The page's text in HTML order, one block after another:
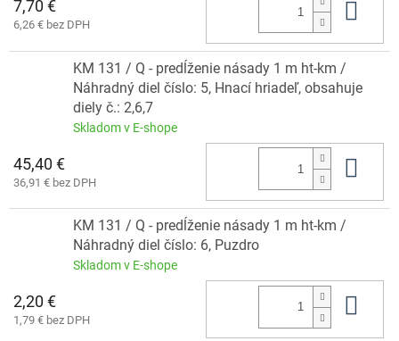
7,70 €
6,26 € bez DPH
KM 131 / Q - predĺženie násady 1 m ht-km /
Náhradný diel číslo: 5, Hnací hriadeľ, obsahuje
diely č.: 2,6,7
Skladom v E-shope
45,40 €
36,91 € bez DPH
KM 131 / Q - predĺženie násady 1 m ht-km /
Náhradný diel číslo: 6, Puzdro
Skladom v E-shope
2,20 €
1,79 € bez DPH